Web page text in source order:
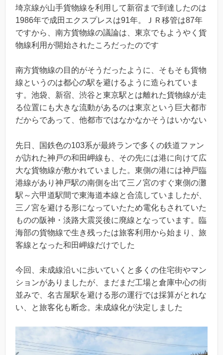
埼京線が山手貨物線を利用して新宿まで到達したのは
1986年で成田エクスプレスは91年。ＪＲ移管は87年
ですから、南方貨物線の議論は、東京でもようやく貨
物線利用が開始されたころだったのです
南方貨物線の目的がそうだったように、そもそも貨物
線というのは都心の駅を避けるように造られていま
す。池袋、新宿、渋谷と東京駅とは離れた貨物線が走
る位置にも大きな流動があるのは東京という巨大都市
だからであって、他都市ではなかなかそうはいかない
先日、国鉄色の103系が最終ランで多くの鉄道ファン
が訪れた神戸の和田岬線も、その先には港に向けて広
大な貨物線が敷かれていました。東側の港には神戸臨
港線があり神戸駅の南側を出て三ノ宮のすぐ東側の灘
駅～六甲道駅間で東海道本線と合流していましたが、
三ノ宮を避ける形になっていたため電化もされていた
ものの阪神・淡路大震災後に廃線となっています。臨
海部の貨物線で生き残ったは旅客利用から始まり、旅
客線となった和田岬線だけでした
今回、未成線沿いに歩いていくと多くの住宅街やマン
ションがありましたが、まだまだ工場と倉庫中心の街
並みで、名古屋駅を避ける形の運行では採算がとれな
い、と旅客化も断念。未成線化が決定しました